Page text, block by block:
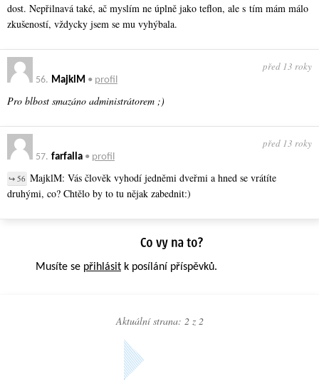
dost. Nepřilnavá také, ač myslím ne úplně jako teflon, ale s tím mám málo
zkušeností, vždycky jsem se mu vyhýbala.
56. MajklM • profil
před 13 roky
Pro blbost smazáno administrátorem ;)
57. farfalla • profil
před 13 roky
↪ 56 MajklM: Vás člověk vyhodí jedněmi dveřmi a hned se vrátíte
druhými, co? Chtělo by to tu nějak zabednit:)
Musíte se přihlásit k posílání příspěvků.
Aktuální strana: 2 z 2